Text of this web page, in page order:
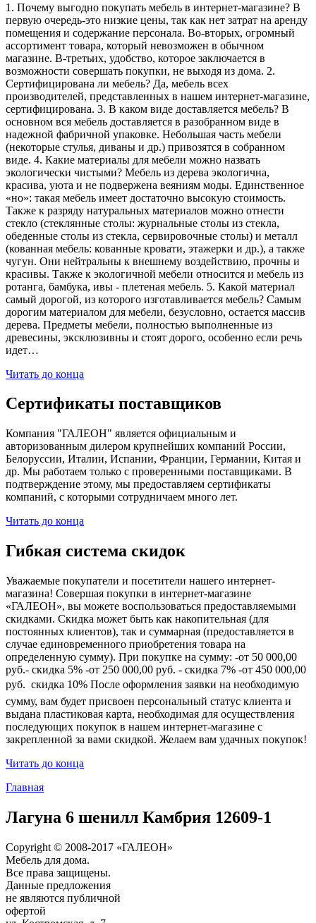
1. Почему выгодно покупать мебель в интернет-магазине? В
первую очередь-это низкие цены, так как нет затрат на аренду
помещения и содержание персонала. Во-вторых, огромный
ассортимент товара, который невозможен в обычном
магазине. В-третьих, удобство, которое заключается в
возможности совершать покупки, не выходя из дома. 2.
Сертифицирована ли мебель? Да, мебель всех
производителей, представленных в нашем интернет-магазине,
сертифицирована. 3. В каком виде доставляется мебель? В
основном вся мебель доставляется в разобранном виде в
надежной фабричной упаковке. Небольшая часть мебели
(некоторые стулья, диваны и др.) привозятся в собранном
виде. 4. Какие материалы для мебели можно назвать
экологически чистыми? Мебель из дерева экологична,
красива, уюта и не подвержена веяниям моды. Единственное
«но»: такая мебель имеет достаточно высокую стоимость.
Также к разряду натуральных материалов можно отнести
стекло (стеклянные столы: журнальные столы из стекла,
обеденные столы из стекла, сервировочные столы) и металл
(кованная мебель: кованные кровати, этажерки и др.), а также
чугун. Они нейтральны к внешнему воздействию, прочны и
красивы. Также к экологичной мебели относится и мебель из
ротанга, бамбука, ивы - плетеная мебель. 5. Какой материал
самый дорогой, из которого изготавливается мебель? Самым
дорогим материалом для мебели, безусловно, остается массив
дерева. Предметы мебели, полностью выполненные из
древесины, эксклюзивны и стоят дорого, особенно если речь
идет…
Читать до конца
Сертификаты поставщиков
Компания "ГАЛЕОН" является официальным и
авторизованным дилером крупнейших компаний России,
Белоруссии, Италии, Испании, Франции, Германии, Китая и
др. Мы работаем только с проверенными поставщиками. В
подтверждение этому, мы предоставляем сертификаты
компаний, с которыми сотрудничаем много лет.
Читать до конца
Гибкая система скидок
Уважаемые покупатели и посетители нашего интернет-
магазина! Совершая покупки в интернет-магазине
«ГАЛЕОН», вы можете воспользоваться предоставляемыми
скидками. Скидка может быть как накопительная (для
постоянных клиентов), так и суммарная (предоставляется в
случае единовременного приобретения товара на
определенную сумму). При покупке на сумму: -от 50 000,00
руб.- скидка 5% -от 250 000,00 руб. - скидка 7% -от 450 000,00
руб.  скидка 10% После оформления заявки на необходимую
сумму, вам будет присвоен персональный статус клиента и
выдана пластиковая карта, необходимая для осуществления
последующих покупок в нашем интернет-магазине с
закрепленной за вами скидкой. Желаем вам удачных покупок!
Читать до конца
Главная
Лагуна 6 шенилл Камбрия 12609-1
Copyright © 2008-2017 «ГАЛЕОН»
Мебель для дома.
Все права защищены.
Данные предложения
не являются публичной
офертой